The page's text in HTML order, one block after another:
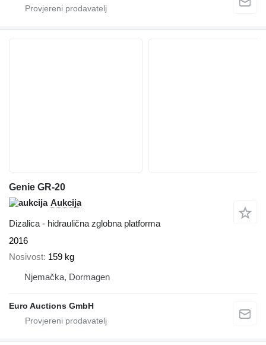
Genie GR-20
Aukcija
Dizalica - hidraulična zglobna platforma
2016
Nosivost 159 kg
Njemačka, Dormagen
Euro Auctions GmbH